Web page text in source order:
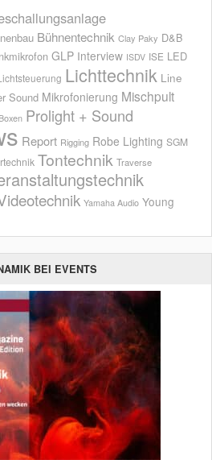
Bühnentechnik Clay Paky D&B
GLP Interview ISDV ISE LED
Lichttechnik Line
Sound Mikrofonierung Mischpult
Prolight + Sound
Report Rigging Robe Lighting SGM
Tontechnik Traverse
Yamaha Audio Young
BEI EVENTS